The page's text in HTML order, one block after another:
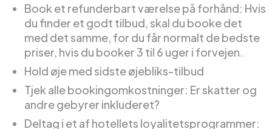
Book et refunderbart værelse på forhånd: Hvis
du finder et godt tilbud, skal du booke det
med det samme, for du får normalt de bedste
priser, hvis du booker 3 til 6 uger i forvejen.
Hold øje med sidste øjebliks-tilbud
Tjek alle bookingomkostninger: Er skatter og
andre gebyrer inkluderet?
Deltag i et af hotellets loyalitetsprogrammer: